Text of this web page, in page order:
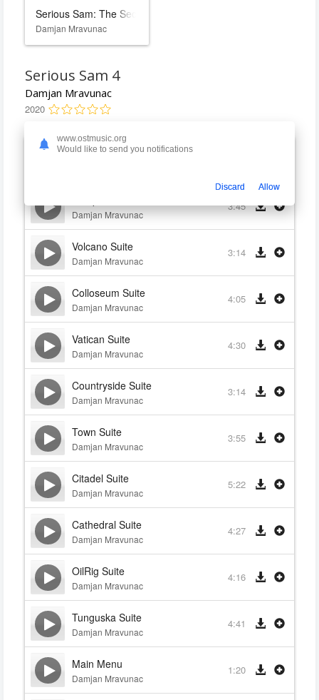
Serious Sam: The Second Encounter
Damjan Mravunac
Serious Sam 4
Damjan Mravunac
2020
Forum Suite
Damjan Mravunac
3:45
Volcano Suite
Damjan Mravunac
3:14
Colloseum Suite
Damjan Mravunac
4:05
Vatican Suite
Damjan Mravunac
4:30
Countryside Suite
Damjan Mravunac
3:14
Town Suite
Damjan Mravunac
3:55
Citadel Suite
Damjan Mravunac
5:22
Cathedral Suite
Damjan Mravunac
4:27
OilRig Suite
Damjan Mravunac
4:16
Tunguska Suite
Damjan Mravunac
4:41
Main Menu
Damjan Mravunac
1:20
www.ostmusic.org
Would like to send you notifications
Discard Allow